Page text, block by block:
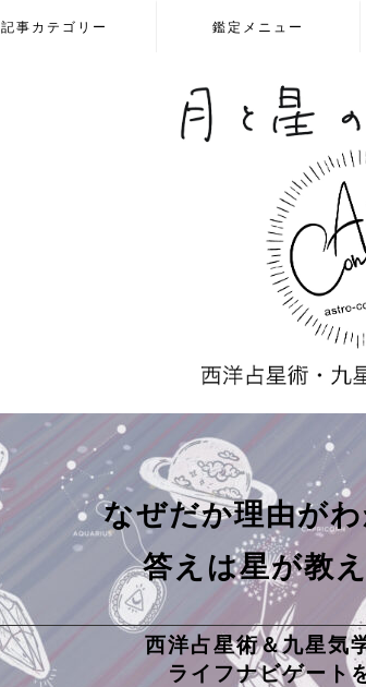
記事カテゴリー 鑑定メニュー
なぜだか理由が
答えは星が教
西洋占星術＆九星気
ライフナビゲート